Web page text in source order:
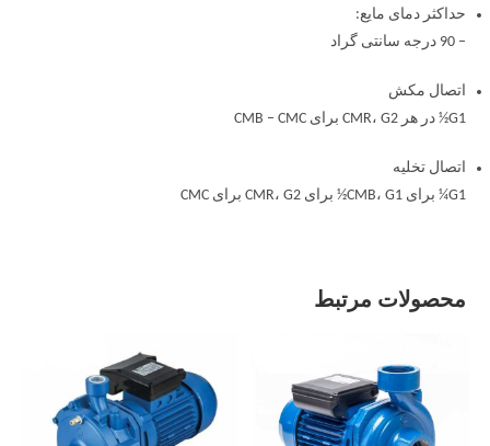
حداکثر دمای مایع:
– 90 درجه سانتی گراد
اتصال مکش
G1½ در هر CMR، G2 برای CMB – CMC
اتصال تخلیه
G1¼ برای CMB، G1½ برای CMR، G2 برای CMC
محصولات مرتبط